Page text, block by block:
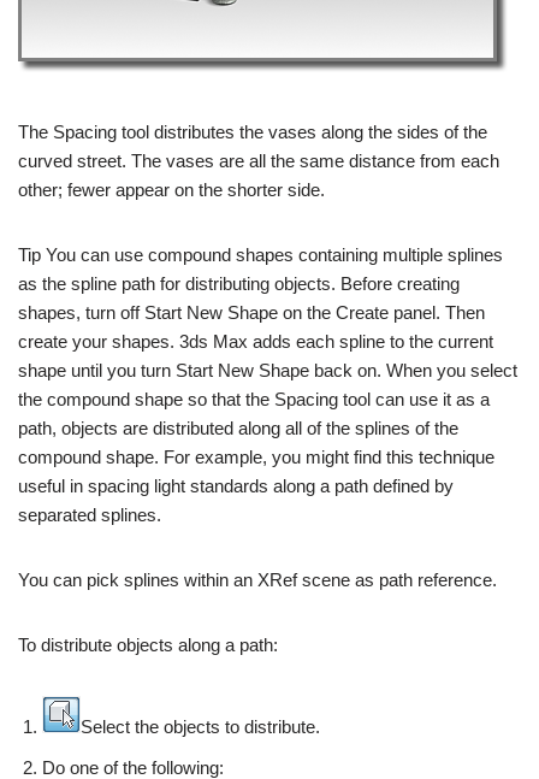
The Spacing tool distributes the vases along the sides of the
curved street. The vases are all the same distance from each
other; fewer appear on the shorter side.
Tip You can use compound shapes containing multiple splines
as the spline path for distributing objects. Before creating
shapes, turn off Start New Shape on the Create panel. Then
create your shapes. 3ds Max adds each spline to the current
shape until you turn Start New Shape back on. When you select
the compound shape so that the Spacing tool can use it as a
path, objects are distributed along all of the splines of the
compound shape. For example, you might find this technique
useful in spacing light standards along a path defined by
separated splines.
You can pick splines within an XRef scene as path reference.
To distribute objects along a path:
Select the objects to distribute.
Do one of the following: